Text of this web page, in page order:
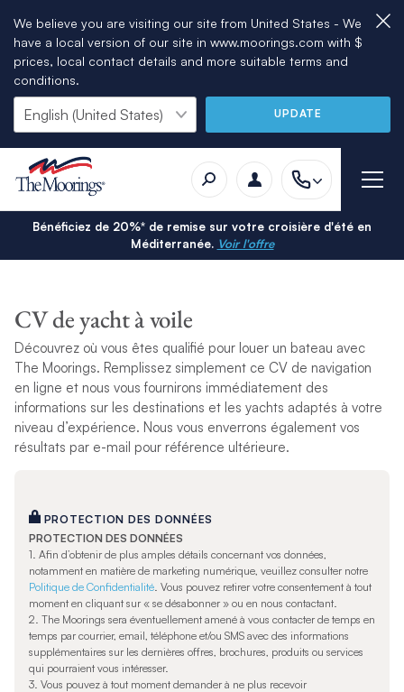
We believe you are visiting our site from United States - We
have a local version of our site in www.moorings.com with $
prices, local contact details and more suitable terms and
conditions.
UPDATE
Bénéficiez de 20%* de remise sur votre croisière d'été en
Méditerranée. Voir l'offre
CV de yacht à voile
Découvrez où vous êtes qualifié pour louer un bateau avec
The Moorings. Remplissez simplement ce CV de navigation
en ligne et nous vous fournirons immédiatement des
informations sur les destinations et les yachts adaptés à votre
niveau d’expérience. Nous vous enverrons également vos
résultats par e-mail pour référence ultérieure.
PROTECTION DES DONNÉES
PROTECTION DES DONNÉES
1. Afin d’obtenir de plus amples détails concernant vos données,
notamment en matière de marketing numérique, veuillez consulter notre
Politique de Confidentialité. Vous pouvez retirer votre consentement à tout
moment en cliquant sur « se désabonner » ou en nous contactant.
2. The Moorings sera éventuellement amené à vous contacter de temps en
temps par courrier, email, téléphone et/ou SMS avec des informations
supplémentaires sur les dernières offres, brochures, produits ou services
qui pourraient vous intéresser.
3. Vous pouvez à tout moment demander à ne plus recevoir